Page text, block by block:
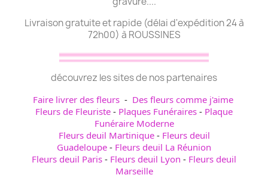
Livraison gratuite et rapide (délai d'expédition 24 à
72h00) à ROUSSINES
découvrez les sites de nos partenaires
Faire livrer des fleurs- Des fleurs comme j'aime
Fleurs de Fleuriste - Plaques Funéraires - Plaque
Funéraire Moderne
Fleurs deuil Martinique- Fleurs deuil
Guadeloupe - Fleurs deuil La Réunion
Fleurs deuil Paris - Fleurs deuil Lyon - Fleurs deuil
Marseille